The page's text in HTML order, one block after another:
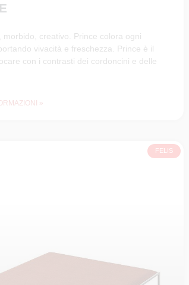
morbido, creativo. Prince colora ogni
vivacità e freschezza. Prince è il
con i contrasti dei cordoncini e delle
»
FELIS